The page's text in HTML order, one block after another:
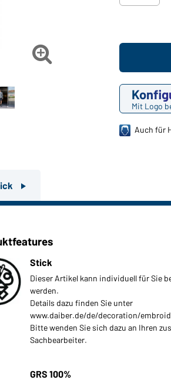

Mit Logo
Auch für
Stick
Dieser Artikel kann individuell für Sie
werden.
Details dazu finden Sie unter
www.daiber.de/de/decoration/
Bitte wenden Sie sich dazu an Ihren
Sachbearbeiter.
GRS 100%